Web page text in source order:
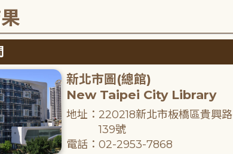
新北市圖(總館)
New Taipei City Library
地址：220218新北市板橋區貴興路
139號
電話：02-2953-7868